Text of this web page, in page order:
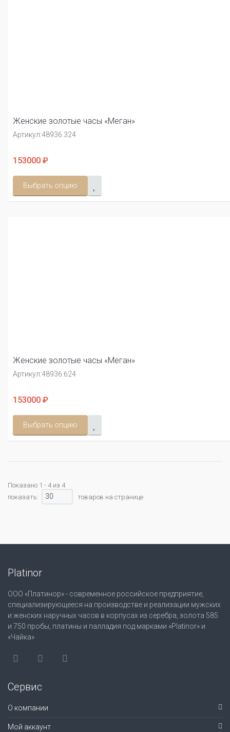
Женские золотые часы «Меган»
Артикул:48936.324
153000 ₽
Выбрать опцию
Женские золотые часы «Меган»
Артикул:48936.624
153000 ₽
Выбрать опцию
Показано 1 - 4 из 4
показать:
30 товаров на странице
Platinor
ООО «Платинор» - современное российское предприятие,
специализирующееся на производстве и реализации мужских
и женских наручных часов в корпусах из серебра, золота 585
и 750 пробы, платины и палладия под марками «Platinor» и
«Чайка»
Сервис
О компании
Мой аккаунт